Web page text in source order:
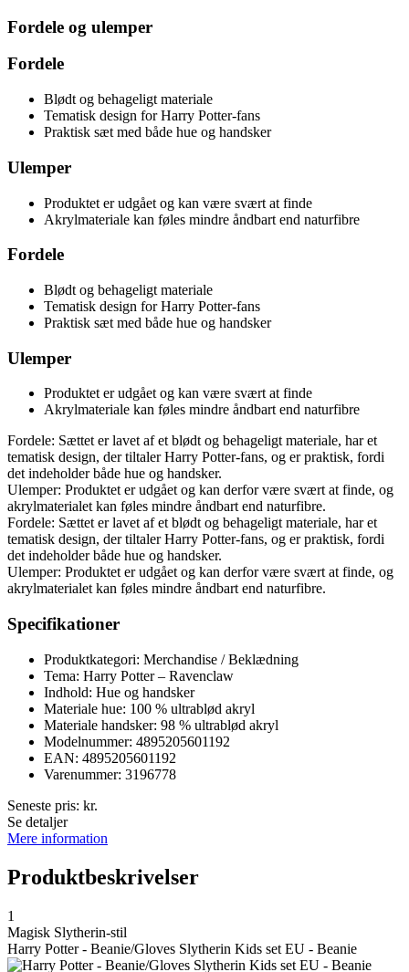
Fordele og ulemper
Fordele
Blødt og behageligt materiale
Tematisk design for Harry Potter-fans
Praktisk sæt med både hue og handsker
Ulemper
Produktet er udgået og kan være svært at finde
Akrylmateriale kan føles mindre åndbart end naturfibre
Fordele
Blødt og behageligt materiale
Tematisk design for Harry Potter-fans
Praktisk sæt med både hue og handsker
Ulemper
Produktet er udgået og kan være svært at finde
Akrylmateriale kan føles mindre åndbart end naturfibre
Fordele: Sættet er lavet af et blødt og behageligt materiale, har et
tematisk design, der tiltaler Harry Potter-fans, og er praktisk, fordi
det indeholder både hue og handsker.
Ulemper: Produktet er udgået og kan derfor være svært at finde, og
akrylmaterialet kan føles mindre åndbart end naturfibre.
Fordele: Sættet er lavet af et blødt og behageligt materiale, har et
tematisk design, der tiltaler Harry Potter-fans, og er praktisk, fordi
det indeholder både hue og handsker.
Ulemper: Produktet er udgået og kan derfor være svært at finde, og
akrylmaterialet kan føles mindre åndbart end naturfibre.
Specifikationer
Produktkategori: Merchandise / Beklædning
Tema: Harry Potter – Ravenclaw
Indhold: Hue og handsker
Materiale hue: 100 % ultrablød akryl
Materiale handsker: 98 % ultrablød akryl
Modelnummer: 4895205601192
EAN: 4895205601192
Varenummer: 3196778
Seneste pris: kr.
Se detaljer
Mere information
Produktbeskrivelser
1
Magisk Slytherin-stil
Harry Potter - Beanie/Gloves Slytherin Kids set EU - Beanie